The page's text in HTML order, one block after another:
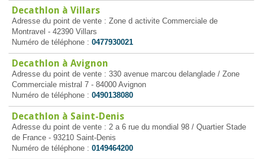
Decathlon à Villars
Adresse du point de vente : Zone d activite Commerciale de
Montravel - 42390 Villars
Numéro de téléphone : 0477930021
Decathlon à Avignon
Adresse du point de vente : 330 avenue marcou delanglade / Zone
Commerciale mistral 7 - 84000 Avignon
Numéro de téléphone : 0490138080
Decathlon à Saint-Denis
Adresse du point de vente : 2 a 6 rue du mondial 98 / Quartier Stade
de France - 93210 Saint-Denis
Numéro de téléphone : 0149464200